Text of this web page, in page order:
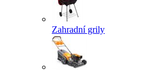
Zahradní grily